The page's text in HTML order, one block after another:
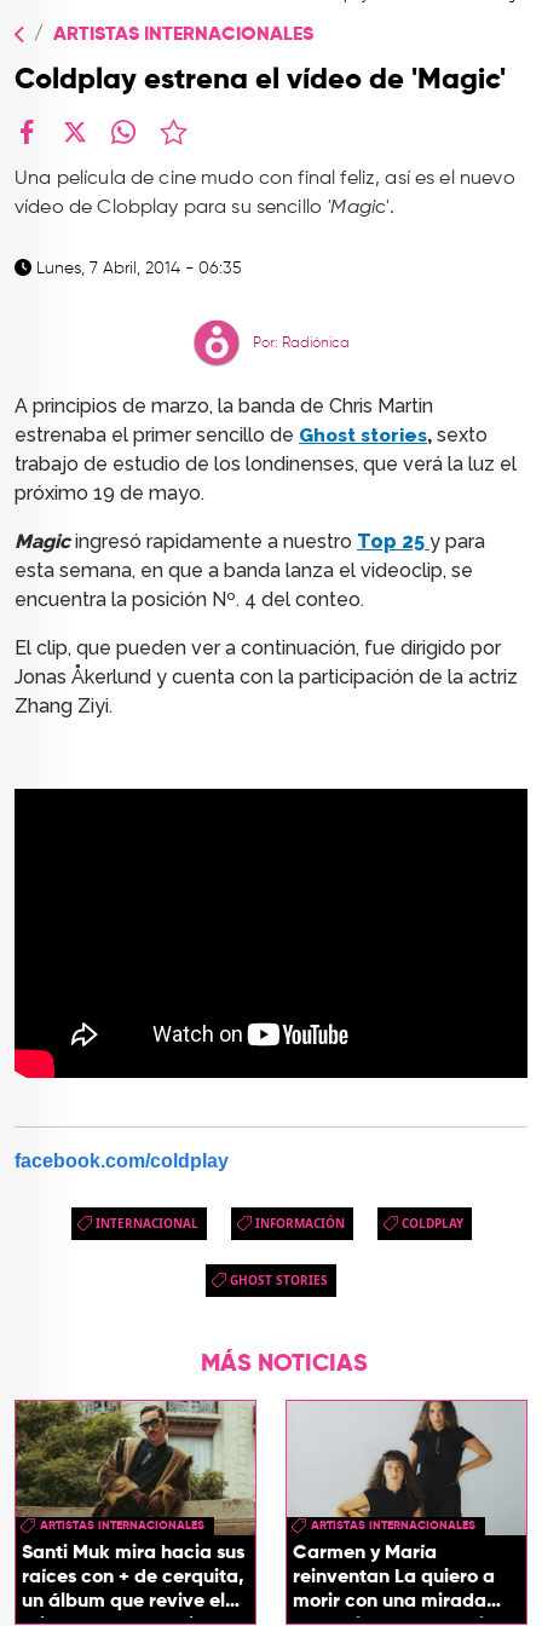
ARTISTAS INTERNACIONALES
Coldplay estrena el vídeo de 'Magic'
Una película de cine mudo con final feliz, así es el nuevo
vídeo de Clobplay para su sencillo 'Magic'.
Lunes, 7 Abril, 2014 - 06:35
Por: Radiónica
A principios de marzo, la banda de Chris Martin
estrenaba el primer sencillo de Ghost stories, sexto
trabajo de estudio de los londinenses, que verá la luz el
próximo 19 de mayo.
Magicingresó rapidamente a nuestro Top 25 y para
esta semana, en que a banda lanza el videoclip, se
encuentra la posición Nº. 4 del conteo.
El clip, que pueden ver a continuación, fue dirigido por
Jonas Åkerlund y cuenta con la participación de la actriz
Zhang Ziyi.
facebook.com/coldplay
INTERNACIONAL INFORMACIÓN COLDPLAY
GHOST STORIES
MÁS NOTICIAS
ARTISTAS INTERNACIONALES
Santi Muk mira hacia sus
raíces con + de cerquita,
un álbum que revive el
ARTISTAS INTERNACIONALES
Carmen y María
reinventan La quiero a
morir con una mirada